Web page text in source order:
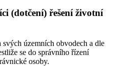
(dotčení) řešení životní
územních obvodech a dle
se do správního řízení
osoby.